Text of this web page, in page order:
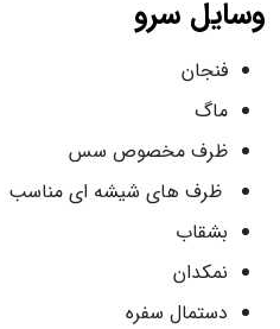
وسایل سرو
فنجان
ماگ
ظرف مخصوص سس
ظرف های شیشه ای مناسب
بشقاب
نمکدان
دستمال سفره